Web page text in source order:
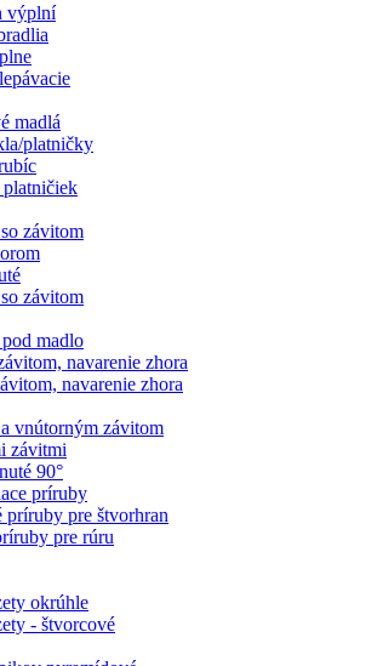
výplní
madlá
platničky
závitom
závitom
madlo
navarenie zhora
navarenie zhora
vnútorným závitom
závitmi
90°
príruby
príruby pre štvorhran
pre rúru
okrúhle
- štvorcové